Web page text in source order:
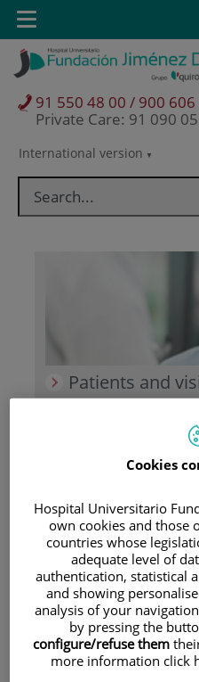
Jump to content
Jump
content
Language
selector
International version
91 550 48 00 / 900 606
Private Care: 91 090
Toggle
navigation
Patients and
Research
Cookies
Hospital Universitario
own cookies and those
countries whose
adequate level of
authentication, statistical
and showing
analysis of your
by pressing the
configure/refuse them
more information click